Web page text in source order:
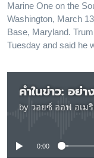
ติดตามเรา
Marine One on the
Washington, March
Base, Maryland.
Tuesday and said he
คำในข่าว: อย่
by วอยซ์ ออฟ อเม
No
0:00